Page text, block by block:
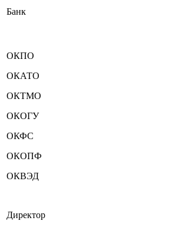
Банк
ОКПО
ОКАТО
ОКТМО
ОКОГУ
ОКФС
ОКОПФ
ОКВЭД
Директор